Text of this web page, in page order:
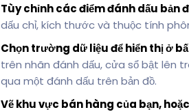
Tùy chỉnh các điểm đánh dấu bản
dấu chỉ, kích thước và thuộc tính
Chọn trường dữ liệu để hiển thị ở
trên nhãn đánh dấu, cửa sổ bật lên
qua một đánh dấu trên bản đồ.
Vẽ khu vực bán hàng của bạn,